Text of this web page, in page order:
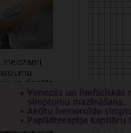
steidzami
diabēta